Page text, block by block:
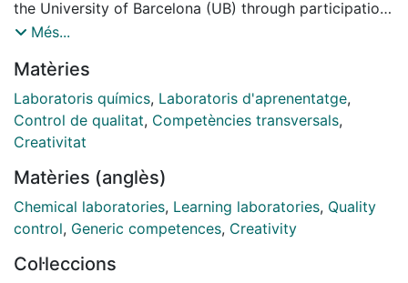
the University of Barcelona (UB) through participation
in internal audits at different laboratories in which
have been able to work cross competences related to
ethics, the ability on oral and written expression, the
ability to dialogue, the ability to leadership, the
teamwork, the analysis and the data interpretation,
Més...
Matèries
Laboratoris químics, Laboratoris d'aprenentatge,
Control de qualitat, Competències transversals,
Creativitat
Matèries (anglès)
Chemical laboratories, Learning laboratories, Quality
control, Generic competences, Creativity
Col·leccions